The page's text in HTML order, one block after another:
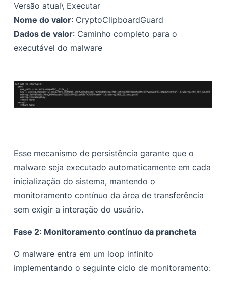
Versão atual\ Executar
Nome do valor: CryptoClipboardGuard
Dados de valor: Caminho completo para o
executável do malware
Esse mecanismo de persistência garante que o
malware seja executado automaticamente em cada
inicialização do sistema, mantendo o
monitoramento contínuo da área de transferência
sem exigir a interação do usuário.
Fase 2: Monitoramento contínuo da prancheta
O malware entra em um loop infinito
implementando o seguinte ciclo de monitoramento: